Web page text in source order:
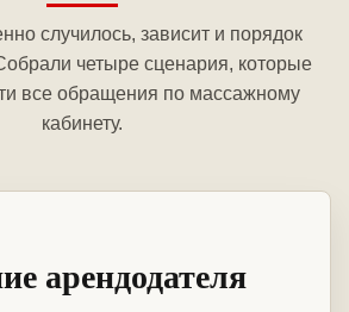
случилось, зависит и порядок
четыре сценария, которые
все обращения по массажному
кабинету.
арендодателя